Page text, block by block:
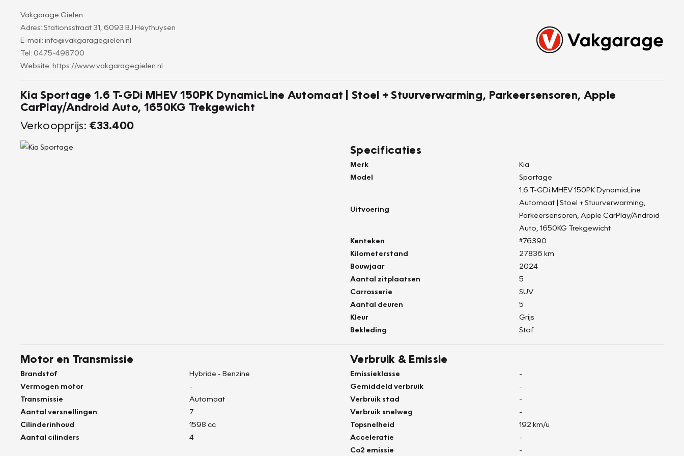
Vakgarage Gielen
Adres: Stationsstraat 31, 6093 BJ Heythuysen
E-mail: info@vakgaragegielen.nl
Tel: 0475-498700
Website: https://www.vakgaragegielen.nl
Kia Sportage 1.6 T-GDi MHEV 150PK DynamicLine Automaat | Stoel + Stuurverwarming, Parkeersensoren, Apple
CarPlay/Android Auto, 1650KG Trekgewicht
Verkoopprijs: €33.400
Specificaties
Merk
Kia
Model
Sportage
Uitvoering
1.6 T-GDi MHEV 150PK DynamicLine
Automaat | Stoel + Stuurverwarming,
Parkeersensoren, Apple CarPlay/Android
Auto, 1650KG Trekgewicht
Kenteken
#76390
Kilometerstand
27836 km
Bouwjaar
2024
Aantal zitplaatsen
5
Carrosserie
SUV
Aantal deuren
5
Kleur
Grijs
Bekleding
Stof
Motor en Transmissie
Brandstof
Hybride - Benzine
Vermogen motor
-
Transmissie
Automaat
Aantal versnellingen
7
Cilinderinhoud
1598 cc
Aantal cilinders
4
Verbruik & Emissie
Emissieklasse
-
Gemiddeld verbruik
-
Verbruik stad
-
Verbruik snelweg
-
Topsnelheid
192 km/u
Acceleratie
-
Co2 emissie
-